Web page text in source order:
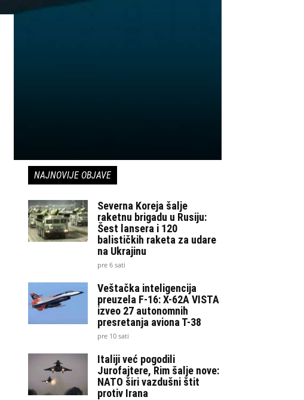
NAJNOVIJE OBJAVE
Severna Koreja šalje
raketnu brigadu u Rusiju:
Šest lansera i 120
balističkih raketa za udare
na Ukrajinu
pre 6 sati
Veštačka inteligencija
preuzela F-16: X-62A VISTA
izveo 27 autonomnih
presretanja aviona T-38
pre 10 sati
Italiji već pogodili
Jurofajtere, Rim šalje nove:
NATO širi vazdušni štit
protiv Irana